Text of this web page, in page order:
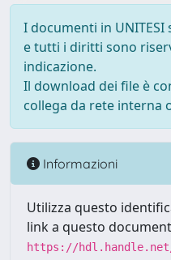
I documenti in
e tutti i diritti sono
indicazione.
Il download dei file è
collega da rete interna
Informazioni
Utilizza questo
link a questo
https://hdl.handle.net/